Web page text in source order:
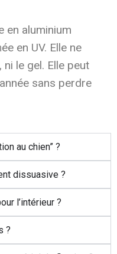
en aluminium
en UV. Elle ne
ni le gel. Elle peut
sans perdre
au chien” ?
dissuasive ?
l’intérieur ?
?